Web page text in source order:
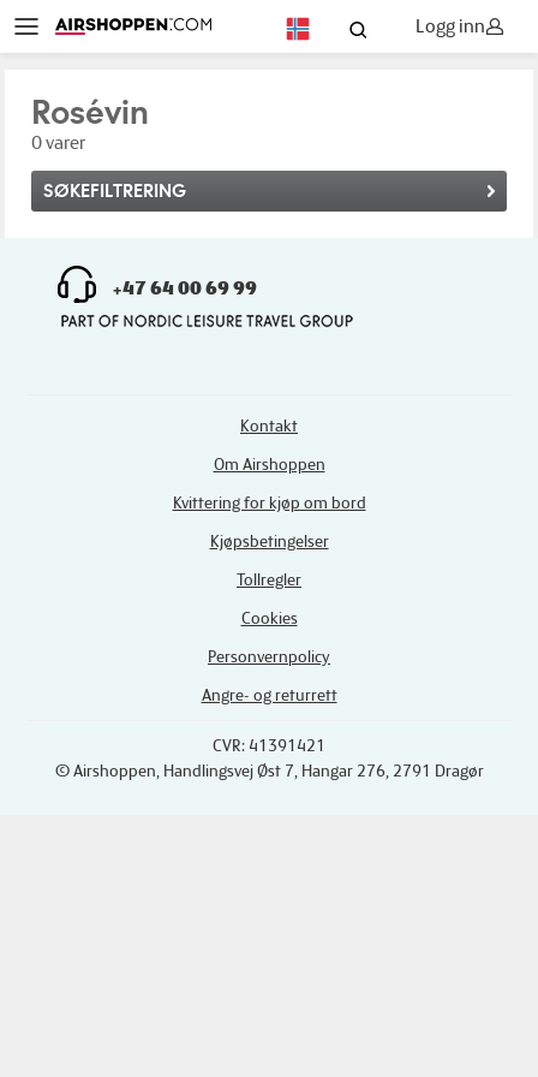
Logg inn
Rosévin
0 varer
SØKEFILTRERING
+47 64 00 69 99
Kontakt
Om Airshoppen
Kvittering for kjøp om bord
Kjøpsbetingelser
Tollregler
Cookies
Personvernpolicy
Angre- og returrett
CVR: 41391421
© Airshoppen , Handlingsvej Øst 7, Hangar 276, 2791 Dragør